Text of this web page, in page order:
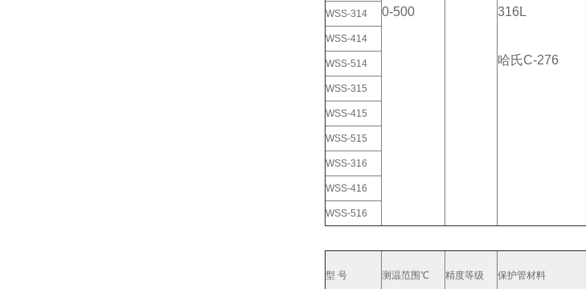
0-500
316L
哈氏C-276
WSS-314
WSS-414
WSS-514
WSS-315
WSS-415
WSS-515
WSS-316
WSS-416
WSS-516
型 号 测温范围℃ 精度等级 保护管材料